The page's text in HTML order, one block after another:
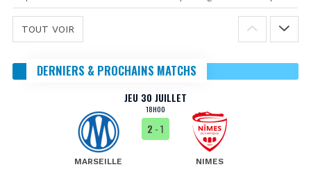
TOUT VOIR
DERNIERS & PROCHAINS MATCHS
JEU 30 JUILLET
18H00
MARSEILLE
2 - 1
NIMES